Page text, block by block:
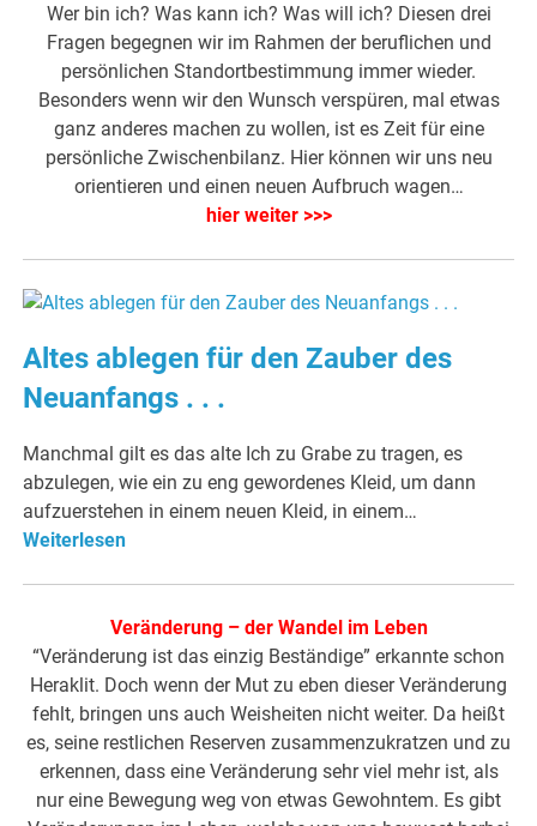
Wer bin ich? Was kann ich? Was will ich? Diesen drei
Fragen begegnen wir im Rahmen der beruflichen und
persönlichen Standortbestimmung immer wieder.
Besonders wenn wir den Wunsch verspüren, mal etwas
ganz anderes machen zu wollen, ist es Zeit für eine
persönliche Zwischenbilanz. Hier können wir uns neu
orientieren und einen neuen Aufbruch wagen…
hier weiter >>>
Altes ablegen für den Zauber des
Neuanfangs . . .
Manchmal gilt es das alte Ich zu Grabe zu tragen, es
abzulegen, wie ein zu eng gewordenes Kleid, um dann
aufzuerstehen in einem neuen Kleid, in einem…
Weiterlesen
Veränderung – der Wandel im Leben
“Veränderung ist das einzig Beständige” erkannte schon
Heraklit. Doch wenn der Mut zu eben dieser Veränderung
fehlt, bringen uns auch Weisheiten nicht weiter. Da heißt
es, seine restlichen Reserven zusammenzukratzen und zu
erkennen, dass eine Veränderung sehr viel mehr ist, als
nur eine Bewegung weg von etwas Gewohntem. Es gibt